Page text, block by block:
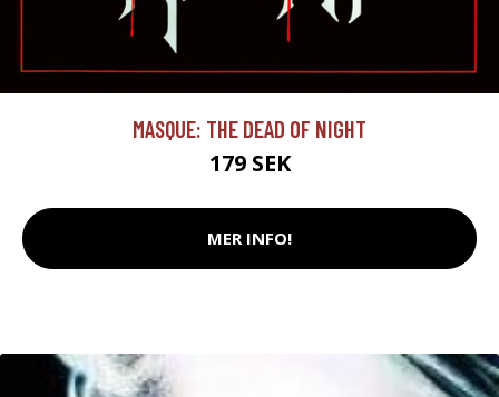
MASQUE: THE DEAD OF NIGHT
179 SEK
MER INFO!